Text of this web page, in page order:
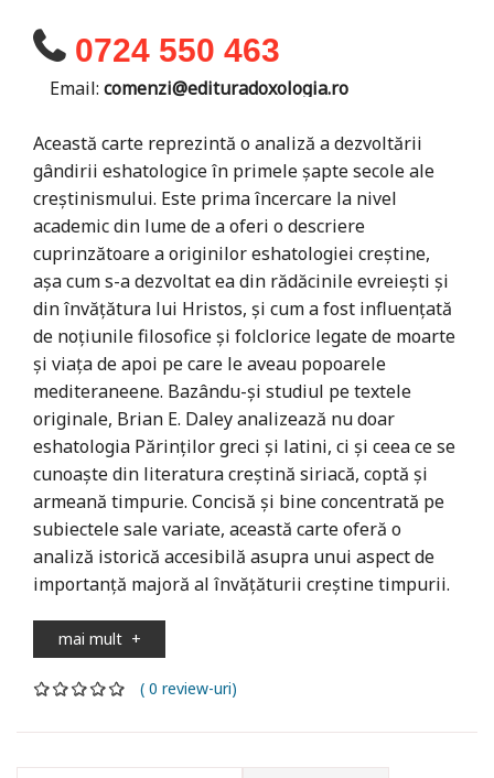
0724 550 463
Email: comenzi@edituradoxologia.ro
Această carte reprezintă o analiză a dezvoltării
gândirii eshatologice în primele șapte secole ale
creștinismului. Este prima încercare la nivel
academic din lume de a oferi o descriere
cuprinzătoare a originilor eshatologiei creștine,
așa cum s-a dezvoltat ea din rădăcinile evreiești și
din învățătura lui Hristos, și cum a fost influențată
de noțiunile filosofice și folclorice legate de moarte
și viața de apoi pe care le aveau popoarele
mediteraneene. Bazându-și studiul pe textele
originale, Brian E. Daley analizează nu doar
eshatologia Părinților greci și latini, ci și ceea ce se
cunoaște din literatura creștină siriacă, coptă și
armeană timpurie. Concisă și bine concentrată pe
subiectele sale variate, această carte oferă o
analiză istorică accesibilă asupra unui aspect de
importanță majoră al învățăturii creștine timpurii.
mai mult +
( 0 review-uri)